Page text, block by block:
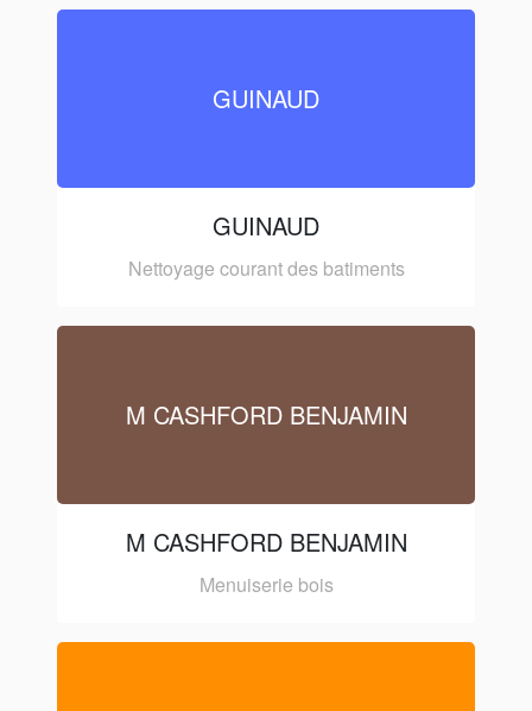
GUINAUD
GUINAUD
Nettoyage courant des batiments
M CASHFORD BENJAMIN
M CASHFORD BENJAMIN
Menuiserie bois